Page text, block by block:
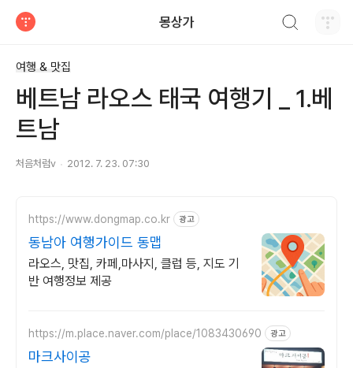
몽상가
여행 & 맛집
베트남 라오스 태국 여행기 _ 1.베
트남
처음처럼v 2012. 7. 23. 07:30
https://www.dongmap.co.kr 광고
동남아 여행가이드 동맵
라오스, 맛집, 카페,마사지, 클럽 등, 지도 기
반 여행정보 제공
https://m.place.naver.com/place/1083430690 광고
마크사이공